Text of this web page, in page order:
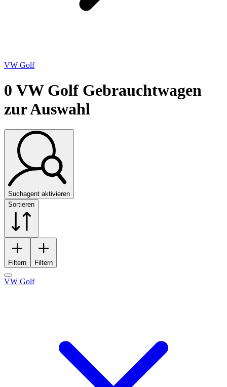
VW Golf
0 VW Golf Gebrauchtwagen
zur Auswahl
Suchagent aktivieren
Sortieren
Filtern Filtern
VW Golf